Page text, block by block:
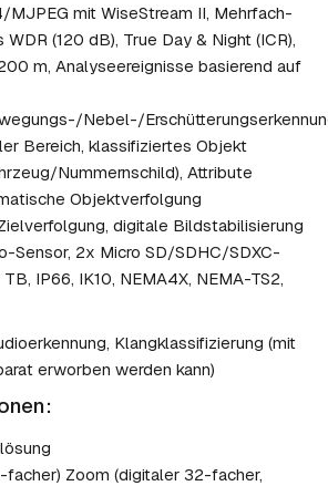
mit WiseStream II, Mehrfach-
(120 dB), True Day & Night (ICR),
m, Analyseereignisse basierend auf
Nebel-/
Bereich, klassifiziertes Objekt
Nummernschild), Attribute
Objektverfolgung
digitale Bildstabilisierung
Sensor, 2x Micro SD/SDHC/SDXC-
IP66, IK10, NEMA4X, NEMA-TS2,
Klangklassifizierung (mit
erworben werden kann)
facher) Zoom (digitaler 32-facher,